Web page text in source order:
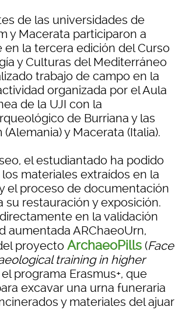
de las universidades de
y Macerata participaron a
la tercera edición del Curso
y Culturas del Mediterráneo
trabajo de campo en la
organizada por el Aula
de la UJI con la
de Burriana y las
y Macerata (Italia).
el estudiantado ha podido
materiales extraídos en la
el proceso de documentación
restauración y exposición.
en la validación
aumentada ARChaeoUrn,
proyecto ArchaeoPills (Face
training in higher
programa Erasmus+, que
excavar una urna funeraria
y materiales del ajuar